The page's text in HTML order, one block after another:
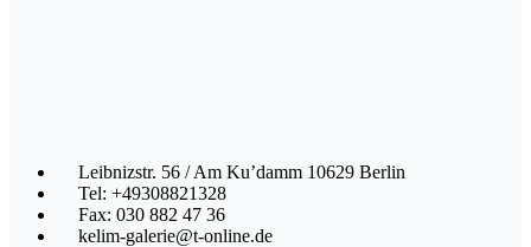
Leibnizstr. 56 / Am Ku’damm 10629 Berlin
Tel: +49308821328
Fax: 030 882 47 36
kelim-galerie@t-online.de